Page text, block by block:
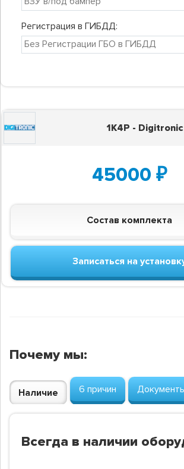
Регистрация в ГИБДД:
1K4P - Digitronic
45000 ₽
Состав комплекта
Записаться на
Почему мы:
Наличие 6 причин
Всегда в наличии